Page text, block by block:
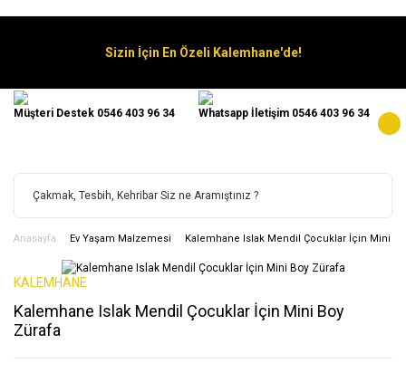
Sizin İçin En Özeli Kalemhane'de!
Müşteri Destek 0546 403 96 34 Whatsapp İletişim 0546 403 96 34
Anasayfa Ev Yaşam Malzemesi Kalemhane Islak Mendil Çocuklar İçin Mini
KALEMHANE
Kalemhane Islak Mendil Çocuklar İçin Mini Boy
Zürafa